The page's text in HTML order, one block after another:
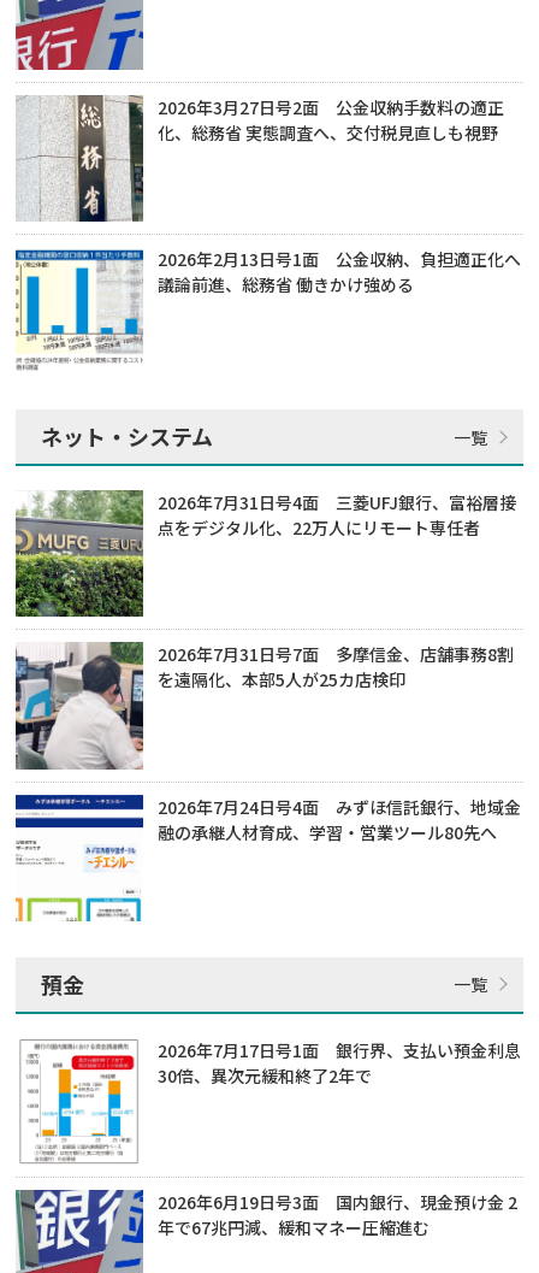
2026年3月27日号2面 公金収納手数料の適正
化、総務省 実態調査へ、交付税見直しも視野
2026年2月13日号1面 公金収納、負担適正化へ
議論前進、総務省 働きかけ強める
ネット・システム
2026年7月31日号4面 三菱UFJ銀行、富裕層接
点をデジタル化、22万人にリモート専任者
2026年7月31日号7面 多摩信金、店舗事務8割
を遠隔化、本部5人が25カ店検印
2026年7月24日号4面 みずほ信託銀行、地域金
融の承継人材育成、学習・営業ツール80先へ
預金
2026年7月17日号1面 銀行界、支払い預金利息
30倍、異次元緩和終了2年で
2026年6月19日号3面 国内銀行、現金預け金 2
年で67兆円減、緩和マネー圧縮進む